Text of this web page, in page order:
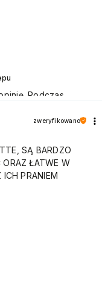
Podczas
Pani oczekiwania.
z naszej
zweryfikowano
SĄ BARDZO
ORAZ ŁATWE W
PRANIEM